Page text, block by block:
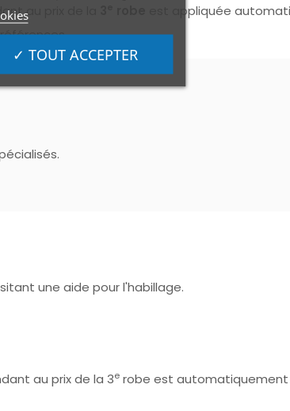
au prix de la
est appliquée
une aide pour l'habillage.
au prix de la 3e robe est automatiquement
✓ TOUT ACCEPTER